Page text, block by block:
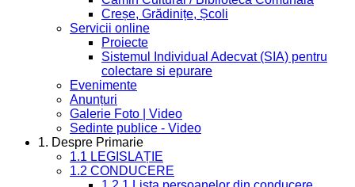
Creșe, Grădinițe, Școli
Servicii online
Proiecte
Sistemul Individual Adecvat (SIA) pentru
colectare si epurare
Evenimente
Anunțuri
Galerie Foto | Video
Sedinte publice - Video
1. Despre Primarie
1.1 LEGISLAȚIE
1.2 CONDUCERE